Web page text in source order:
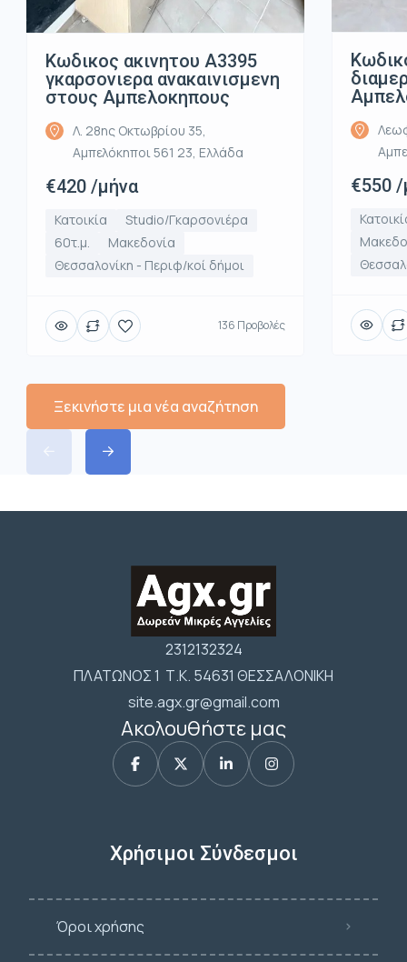
Κωδικος ακινητου Α3395
γκαρσονιερα ανακαινισμενη
στους Αμπελοκηπους
Λ. 28ης Οκτωβρίου 35,
Αμπελόκηποι 561 23, Ελλάδα
€420 /μήνα
Κατοικία
Studio/Γκαρσονιέρα
60τ.μ.
Μακεδονία
Θεσσαλονίκη - Περιφ/κοί δήμοι
136 Προβολές
€550
Ξεκινήστε μια νέα αναζήτηση
2312132324
ΠΛΑΤΩΝΟΣ 1 Τ.Κ. 54631 ΘΕΣΣΑΛΟΝΙΚΗ
site.agx.gr@gmail.com
Ακολουθήστε μας
Χρήσιμοι Σύνδεσμοι
Όροι χρήσης